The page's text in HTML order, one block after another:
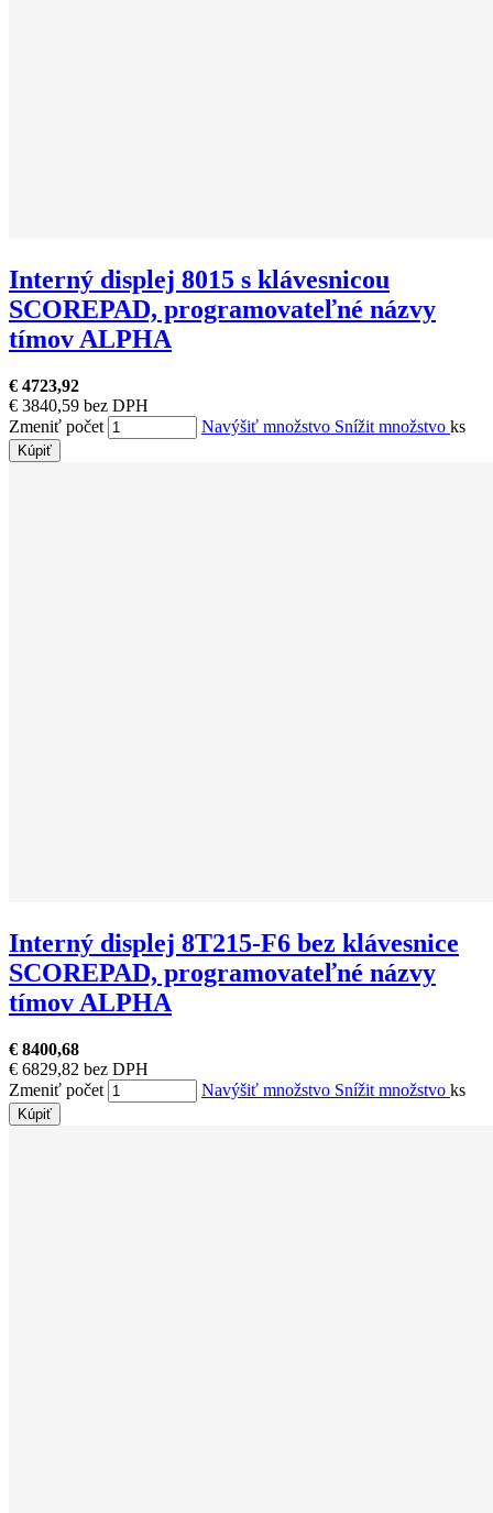
Interný displej 8015 s klávesnicou
SCOREPAD, programovateľné názvy
tímov ALPHA
€ 4723,92
€ 3840,59 bez DPH
Zmeniť počet
Navýšiť množstvo Snížit množstvo ks
Kúpiť
Interný displej 8T215-F6 bez klávesnice
SCOREPAD, programovateľné názvy
tímov ALPHA
€ 8400,68
€ 6829,82 bez DPH
Zmeniť počet
Navýšiť množstvo Snížit množstvo ks
Kúpiť